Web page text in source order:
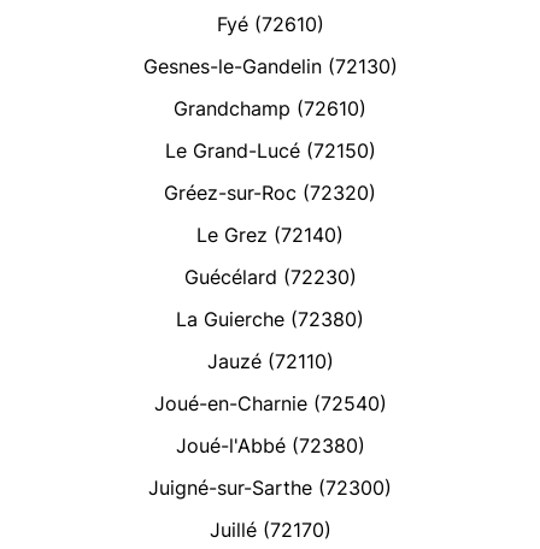
Fyé (72610)
Gesnes-le-Gandelin (72130)
Grandchamp (72610)
Le Grand-Lucé (72150)
Gréez-sur-Roc (72320)
Le Grez (72140)
Guécélard (72230)
La Guierche (72380)
Jauzé (72110)
Joué-en-Charnie (72540)
Joué-l'Abbé (72380)
Juigné-sur-Sarthe (72300)
Juillé (72170)